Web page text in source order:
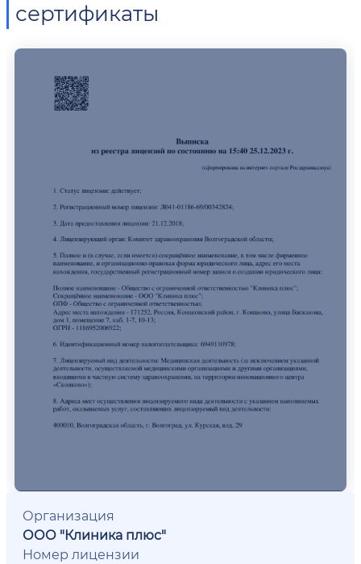
сертификаты
Организация
ООО "Клиника плюс"
Номер лицензии